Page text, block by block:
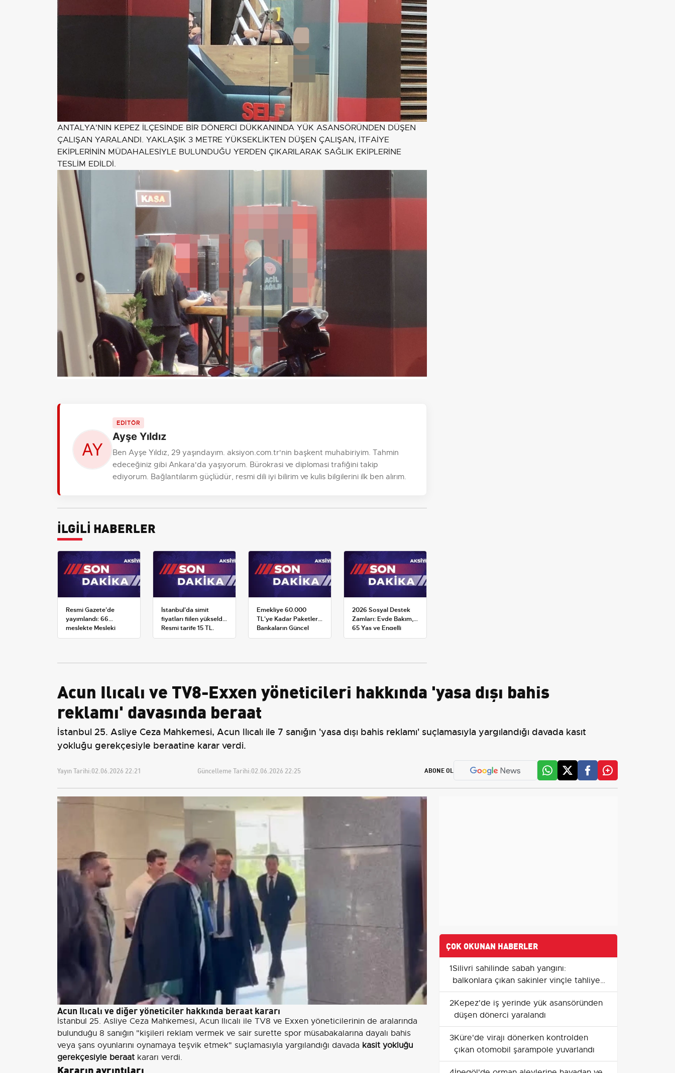
ANTALYA'NIN KEPEZ İLÇESİNDE BİR DÖNERCİ DÜKKANINDA YÜK ASANSÖRÜNDEN DÜŞEN
ÇALIŞAN YARALANDI. YAKLAŞIK 3 METRE YÜKSEKLİKTEN DÜŞEN ÇALIŞAN, İTFAİYE
EKİPLERİNİN MÜDAHALESİYLE BULUNDUĞU YERDEN ÇIKARILARAK SAĞLIK EKİPLERİNE
TESLİM EDİLDİ.
EDİTÖR
Ayşe Yıldız
Ben Ayşe Yıldız, 29 yaşındayım. aksiyon.com.tr'nin başkent muhabiriyim. Tahmin
edeceğiniz gibi Ankara'da yaşıyorum. Bürokrasi ve diplomasi trafiğini takip
ediyorum. Bağlantılarım güçlüdür, resmi dili iyi bilirim ve kulis bilgilerini ilk ben alırım.
İLGİLİ HABERLER
Resmi Gazete'de
yayımlandı: 66
meslekte Mesleki
Yeterlilik Belgesi
İstanbul'da simit
fiyatları fiilen yükseldi:
Resmi tarife 15 TL,
satışlar 20-25 TL'ye
Emekliye 60.000
TL'ye Kadar Paketler:
Bankaların Güncel
Promosyon ve Ek
2026 Sosyal Destek
Zamları: Evde Bakım,
65 Yaş ve Engelli
Maaşlarında Yeni
Acun Ilıcalı ve TV8-Exxen yöneticileri hakkında 'yasa dışı bahis
reklamı' davasında beraat
İstanbul 25. Asliye Ceza Mahkemesi, Acun Ilıcalı ile 7 sanığın 'yasa dışı bahis reklamı' suçlamasıyla yargılandığı davada kasıt
yokluğu gerekçesiyle beraatine karar verdi.
Yayın Tarihi:02.06.2026 22:21 Güncelleme Tarihi:02.06.2026 22:25 ABONE OL
Acun Ilıcalı ve diğer yöneticiler hakkında beraat kararı
İstanbul 25. Asliye Ceza Mahkemesi, Acun Ilıcalı ile TV8 ve Exxen yöneticilerinin de aralarında
bulunduğu 8 sanığın "kişileri reklam vermek ve sair surette spor müsabakalarına dayalı bahis
veya şans oyunlarını oynamaya teşvik etmek" suçlamasıyla yargılandığı davada kasit yokluğu
gerekçesiyle beraat kararı verdi.
Kararın ayrıntıları
ÇOK OKUNAN HABERLER
1Silivri sahilinde sabah yangını:
balkonlara çıkan sakinler vinçle tahliye
edildi
2Kepez'de iş yerinde yük asansöründen
düşen dönerci yaralandı
3Küre'de virajı dönerken kontrolden
çıkan otomobil şarampole yuvarlandı